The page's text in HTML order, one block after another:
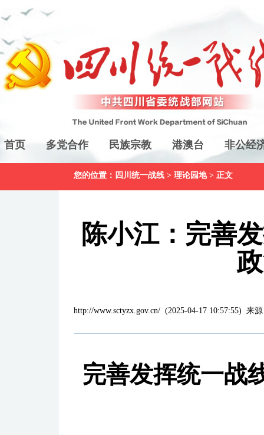
首页 多党合作 民族宗教 港澳台 非公经
您的位置： 四川统一战线 > 理论园地> 正文
陈小江：完善
http://www.sctyzx.gov.cn/ (2025-04-17 10:57:55) 来
完善发挥统一战